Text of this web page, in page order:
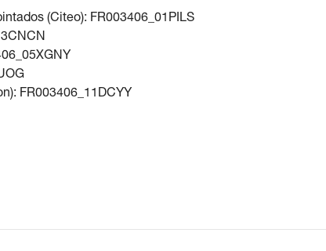
(Citeo): FR003406_01PILS
FR003406_11DCYY